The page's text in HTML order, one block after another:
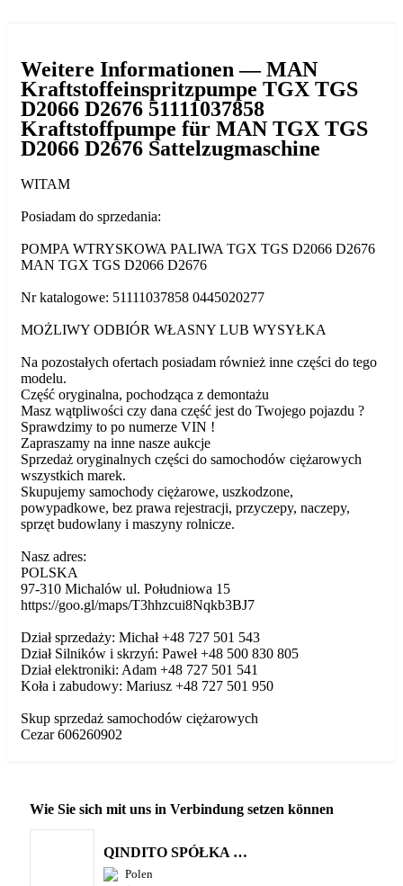
Weitere Informationen — MAN
Kraftstoffeinspritzpumpe TGX TGS
D2066 D2676 51111037858
Kraftstoffpumpe für MAN TGX TGS
D2066 D2676 Sattelzugmaschine
WITAM
Posiadam do sprzedania:
POMPA WTRYSKOWA PALIWA TGX TGS D2066 D2676
MAN TGX TGS D2066 D2676
Nr katalogowe: 51111037858 0445020277
MOŻLIWY ODBIÓR WŁASNY LUB WYSYŁKA
Na pozostałych ofertach posiadam również inne części do tego
modelu.
Część oryginalna, pochodząca z demontażu
Masz wątpliwości czy dana część jest do Twojego pojazdu ?
Sprawdzimy to po numerze VIN !
Zapraszamy na inne nasze aukcje
Sprzedaż oryginalnych części do samochodów ciężarowych
wszystkich marek.
Skupujemy samochody ciężarowe, uszkodzone,
powypadkowe, bez prawa rejestracji, przyczepy, naczepy,
sprzęt budowlany i maszyny rolnicze.
Nasz adres:
POLSKA
97-310 Michalów ul. Południowa 15
https://goo.gl/maps/T3hhzcui8Nqkb3BJ7
Dział sprzedaży: Michał +48 727 501 543
Dział Silników i skrzyń: Paweł +48 500 830 805
Dział elektroniki: Adam +48 727 501 541
Koła i zabudowy: Mariusz +48 727 501 950
Skup sprzedaż samochodów ciężarowych
Cezar 606260902
Wie Sie sich mit uns in Verbindung setzen können
QINDITO SPÓŁKA Z OGRANICZONĄ ODPOWIEDZIALNOŚCIĄ
Polen